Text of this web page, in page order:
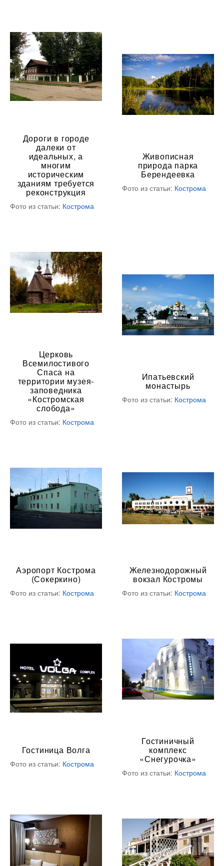
Дороги в городе
далеки от
идеальных, а
многим
историческим
зданиям требуется
реконструкция
Фото из статьи: Кострома
Живописная
природа парка
Берендеевка
Фото из статьи: Кострома
Церковь
Всемилостивого
Спаса на
территории музея-
заповедника
«Костромская
слобода»
Фото из статьи: Кострома
Ипатьевский
монастырь
Фото из статьи: Кострома
Аэропорт Кострома
(Сокеркино)
Фото из статьи: Кострома
Железнодорожный
вокзал Костромы
Фото из статьи: Кострома
Гостиница Волга
Фото из статьи: Кострома
Гостиничный
комплекс
«Снегурочка»
Фото из статьи: Кострома